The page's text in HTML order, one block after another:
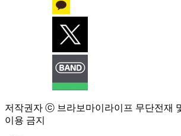
저작권자 ⓒ 브라보마이라이프 무단전재
이용 금지